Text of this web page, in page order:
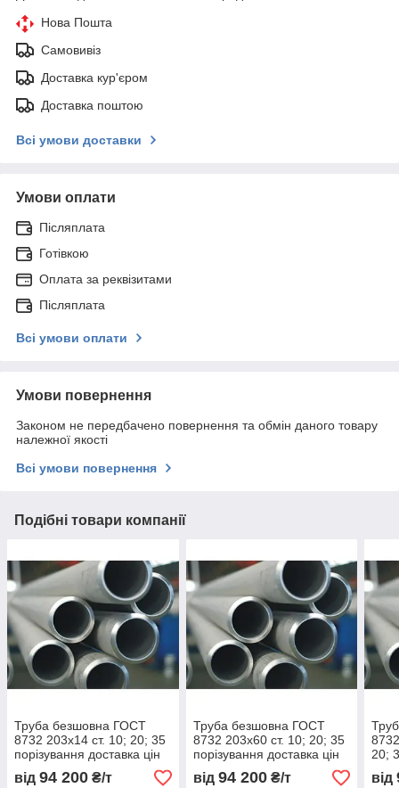
Нова Пошта
Самовивіз
Доставка кур'єром
Доставка поштою
Всі умови доставки
Умови оплати
Післяплата
Готівкою
Оплата за реквізитами
Післяплата
Всі умови оплати
Умови повернення
Законом не передбачено повернення та обмін даного товару
належної якості
Всі умови повернення
Подібні товари компанії
Труба безшовна ГОСТ
8732 203х14 ст. 10; 20; 35
порізування доставка цін
від 94 200 ₴/т
Труба безшовна ГОСТ
8732 203х60 ст. 10; 20; 35
порізування доставка цін
від 94 200₴/т
20;
від